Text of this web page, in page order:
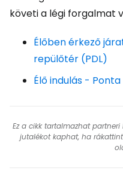
követi a légi forgalmat
Élőben érkező
repülőtér (PDL)
Élő indulás -
Ez a cikk tartalmazhat partneri
jutalékot kaphat, ha